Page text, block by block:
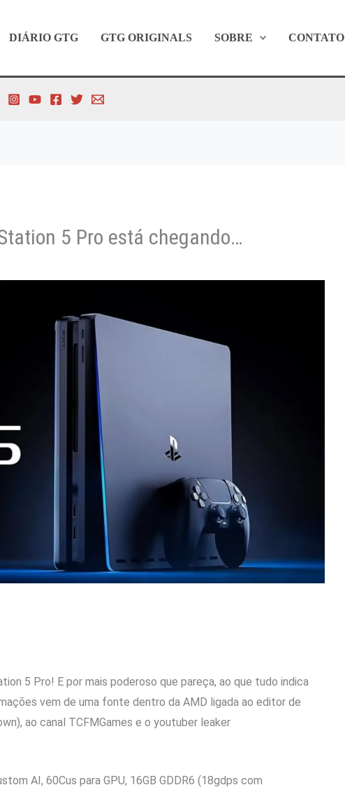
DIÁRIO GTG GTG ORIGINALS SOBRE CONTATO
5 Pro está chegando…
5 Pro! E por mais poderoso que pareça, ao que tudo indica
vem de uma fonte dentro da AMD ligada ao editor de
ao canal TCFMGames e o youtuber leaker
AI, 60Cus para GPU, 16GB GDDR6 (18gdps com